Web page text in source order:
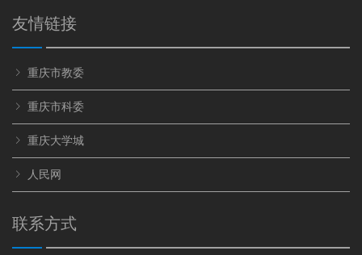
友情链接
重庆市教委
重庆市科委
重庆大学城
人民网
联系方式